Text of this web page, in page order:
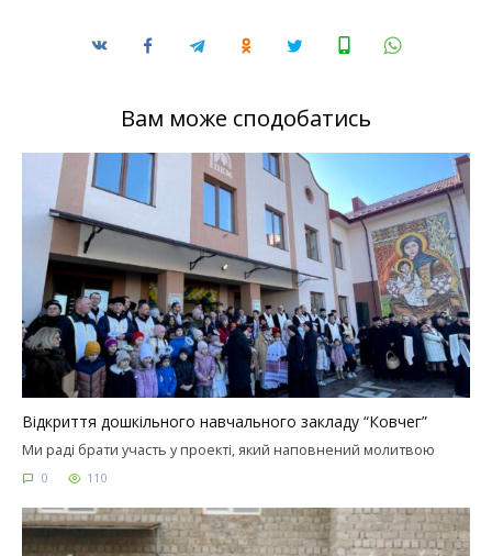
Вам може сподобатись
Відкриття дошкільного навчального закладу “Ковчег”
Ми раді брати участь у проекті, який наповнений молитвою
0 110